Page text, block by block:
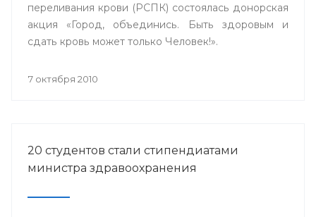
переливания крови (РСПК) состоялась донорская
акция «Город, объединись. Быть здоровым и
сдать кровь может только Человек!».
7 октября 2010
20 студентов стали стипендиатами
министра здравоохранения